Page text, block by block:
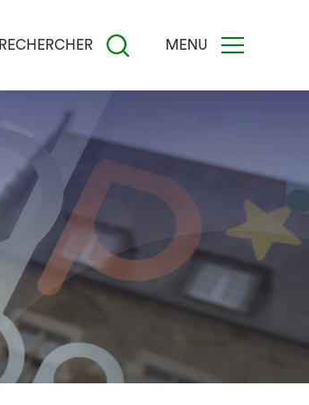
RECHERCHER MENU